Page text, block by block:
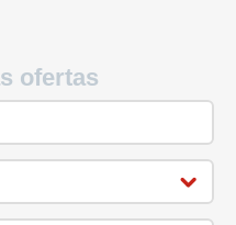
ofertas